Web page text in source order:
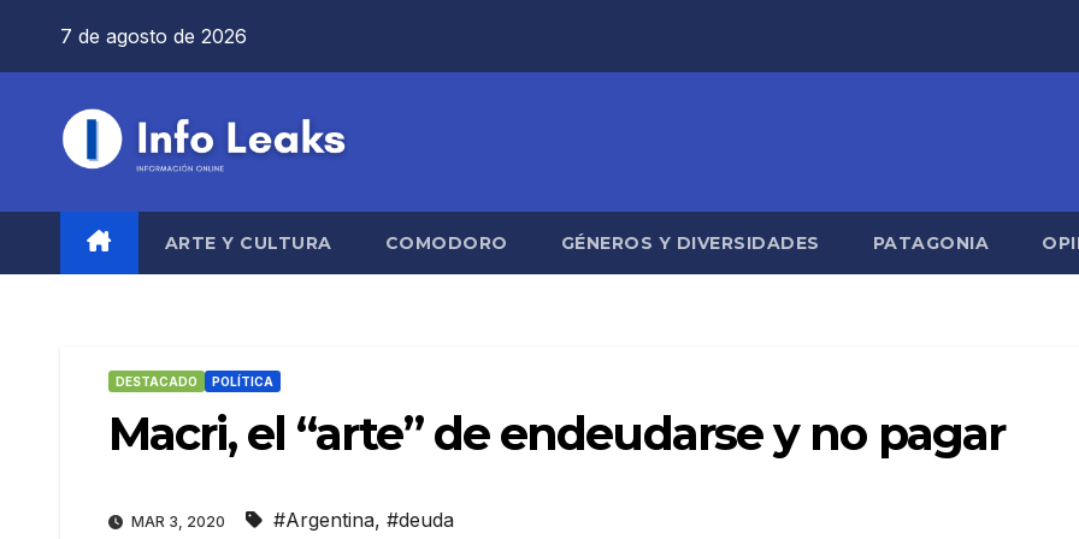
7 de agosto de 2026
ARTE Y CULTURA COMODORO GÉNEROS Y DIVERSIDADES PATAGONIA
DESTACADO POLÍTICA
Macri, el “arte” de endeudarse y no pagar
MAR 3, 2020 #Argentina, #deuda